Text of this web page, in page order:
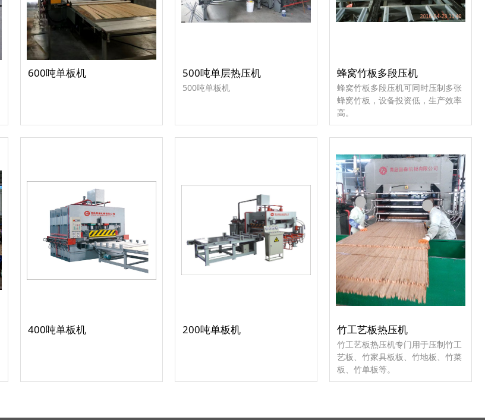
600吨单板机 500吨单层热压机
500吨单板机
蜂窝竹板多段压机
蜂窝竹板多段压机可同时压制多张
蜂窝竹板，设备投资低，生产效率
高。
400吨单板机 200吨单板机 竹工艺板热压机
竹工艺板热压机专门用于压制竹工
艺板、竹家具板板、竹地板、竹菜
板、竹单板等。